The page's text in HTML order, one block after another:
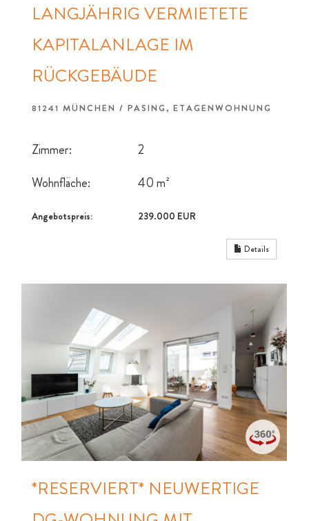
LANGJÄHRIG VERMIETETE
KAPITALANLAGE IM
RÜCKGEBÄUDE
81241 MÜNCHEN / PASING, ETAGENWOHNUNG
Zimmer:
2
Wohnfläche:
40 m²
Angebotspreis: 239.000 EUR
Details
*RESERVIERT* NEUWERTIGE